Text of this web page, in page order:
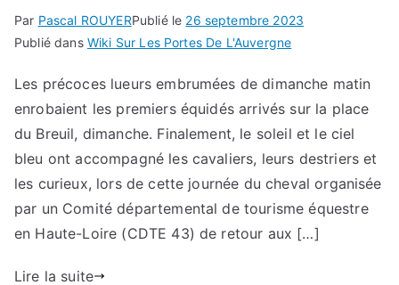
Par Pascal ROUYERPublié le 26 septembre 2023
Publié dans Wiki Sur Les Portes De L'Auvergne
Les précoces lueurs embrumées de dimanche matin
enrobaient les premiers équidés arrivés sur la place
du Breuil, dimanche. Finalement, le soleil et le ciel
bleu ont accompagné les cavaliers, leurs destriers et
les curieux, lors de cette journée du cheval organisée
par un Comité départemental de tourisme équestre
en Haute-Loire (CDTE 43) de retour aux […]
Lire la suite